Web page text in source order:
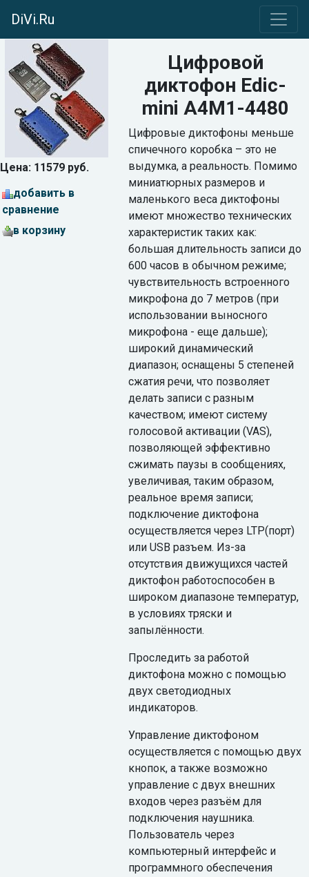
DiVi.Ru
Цена: 11579 руб.
добавить в
сравнение
в корзину
Цифровой
диктофон Edic-
mini A4M1-4480
Цифровые диктофоны меньше
спичечного коробка – это не
выдумка, а реальность. Помимо
миниатюрных размеров и
маленького веса диктофоны
имеют множество технических
характеристик таких как:
большая длительность записи до
600 часов в обычном режиме;
чувствительность встроенного
микрофона до 7 метров (при
использовании выносного
микрофона - еще дальше);
широкий динамический
диапазон; оснащены 5 степеней
сжатия речи, что позволяет
делать записи с разным
качеством; имеют систему
голосовой активации (VAS),
позволяющей эффективно
сжимать паузы в сообщениях,
увеличивая, таким образом,
реальное время записи;
подключение диктофона
осуществляется через LTP(порт)
или USB разъем. Из-за
отсутствия движущихся частей
диктофон работоспособен в
широком диапазоне температур,
в условиях тряски и
запылённости.
Проследить за работой
диктофона можно с помощью
двух светодиодных
индикаторов.
Управление диктофоном
осуществляется c помощью двух
кнопок, а также возможно
управление с двух внешних
входов через разъём для
подключения наушника.
Пользователь через
компьютерный интерфейс и
программного обеспечения